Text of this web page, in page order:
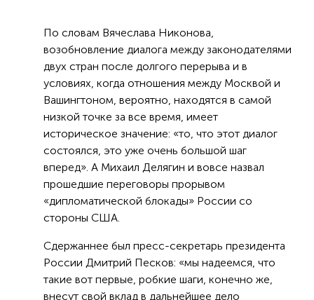
По словам Вячеслава Никонова,
возобновление диалога между законодателями
двух стран после долгого перерыва и в
условиях, когда отношения между Москвой и
Вашингтоном, вероятно, находятся в самой
низкой точке за все время, имеет
историческое значение: «то, что этот диалог
состоялся, это уже очень большой шаг
вперед». А Михаил Делягин и вовсе назвал
прошедшие переговоры прорывом
«дипломатической блокады» России со
стороны США.
Сдержаннее был пресс-секретарь президента
России Дмитрий Песков: «мы надеемся, что
такие вот первые, робкие шаги, конечно же,
внесут свой вклад в дальнейшее дело